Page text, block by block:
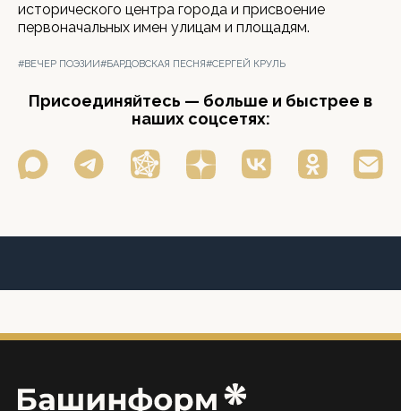
исторического центра города и присвоение
первоначальных имен улицам и площадям.
#ВЕЧЕР ПОЭЗИИ#БАРДОВСКАЯ ПЕСНЯ#СЕРГЕЙ КРУЛЬ
Присоединяйтесь — больше и быстрее в
наших соцсетях: